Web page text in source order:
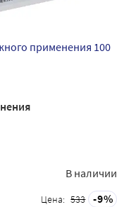
применения 100
В наличии
Цена: 533 9